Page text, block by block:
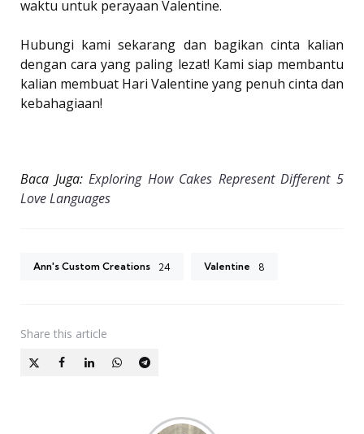
waktu untuk perayaan Valentine.
Hubungi kami sekarang dan bagikan cinta kalian
dengan cara yang paling lezat! Kami siap membantu
kalian membuat Hari Valentine yang penuh cinta dan
kebahagiaan!
Baca Juga:Exploring How Cakes Represent Different 5
Love Languages
Ann's Custom Creations 24 Valentine 8
Share this article